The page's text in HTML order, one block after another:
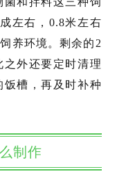
左右，0.8米左右
养环境。剩余的2
外还要定时清理
槽，再及时补种
制作